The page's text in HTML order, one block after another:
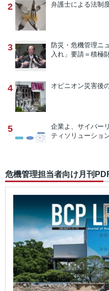
2 弁護士による法制
3 防災・危機管理ニ
入れ」要請＝積極
4 オピニオン災害後
5 企業よ、サイバー
ティソリューショ
危機管理担当者向け月刊